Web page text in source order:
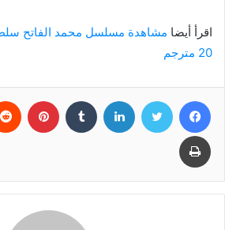
اقرأ أيضا مشاهدة مسلسل محمد الفاتح
20 مترجم
فيسبوك تويتر لينكدإن
طباعة